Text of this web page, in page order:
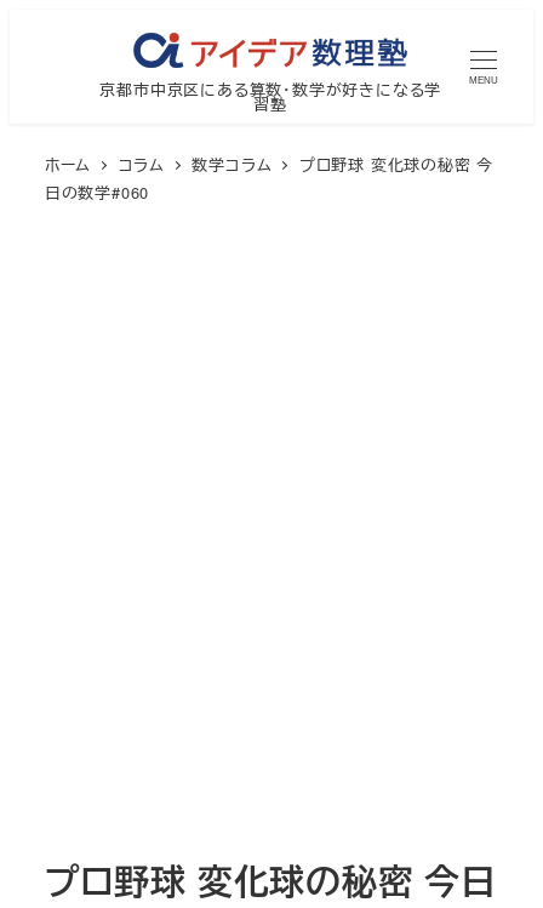
京都市中京区にある算数・数学が好きになる学
習塾
MENU
ホーム コラム 数学コラム
プロ野球 変化球の秘密 今
日の数学#060
プロ野球 変化球の秘密 今日